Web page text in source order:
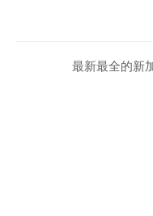
最新最全的新